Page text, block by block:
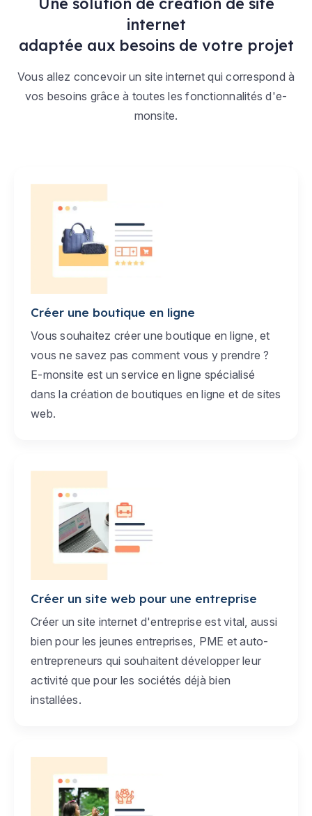
internet
adaptée aux besoins de votre projet
Vous allez concevoir un site internet qui correspond à
vos besoins grâce à toutes les fonctionnalités d'e-
monsite.
Créer une boutique en ligne
Vous souhaitez créer une boutique en ligne, et
vous ne savez pas comment vous y prendre ?
E-monsite est un service en ligne spécialisé
dans la création de boutiques en ligne et de sites
web.
Créer un site web pour une entreprise
Créer un site internet d'entreprise est vital, aussi
bien pour les jeunes entreprises, PME et auto-
entrepreneurs qui souhaitent développer leur
activité que pour les sociétés déjà bien
installées.